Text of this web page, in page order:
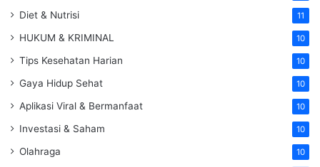
Diet & Nutrisi 11
HUKUM & KRIMINAL 10
Tips Kesehatan Harian 10
Gaya Hidup Sehat 10
Aplikasi Viral & Bermanfaat 10
Investasi & Saham 10
Olahraga 10